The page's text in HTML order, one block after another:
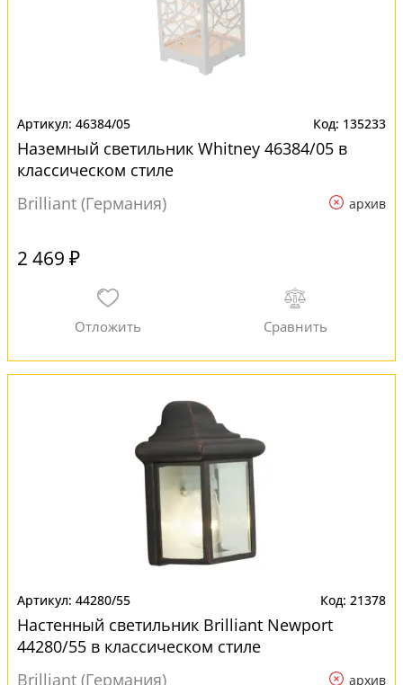
46384/05 135233
Наземный светильник Whitney 46384/05 в
классическом стиле
Brilliant (Германия)
архив
2 469 ₽
44280/55 21378
Настенный светильник Brilliant Newport
44280/55 в классическом стиле
Brilliant (Германия)
архив